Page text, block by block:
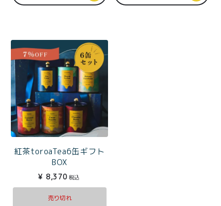
紅茶toroaTea6缶ギフト
BOX
¥ 8,370 税込
売り切れ